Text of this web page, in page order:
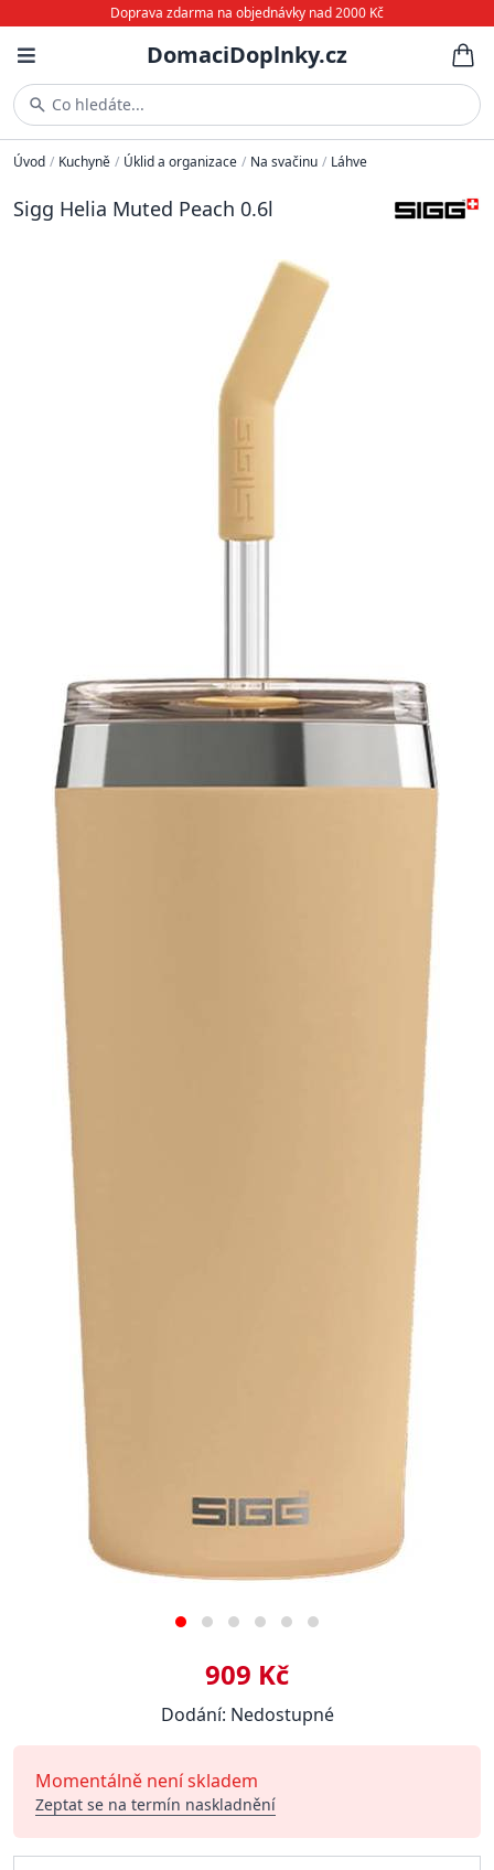
Doprava zdarma na objednávky nad 2000 Kč
DomaciDoplnky.cz
Co hledáte...
Úvod / Kuchyně / Úklid a organizace / Na svačinu / Láhve
Sigg Helia Muted Peach 0.6l
909 Kč
Dodání: Nedostupné
Momentálně není skladem
Zeptat se na termín naskladnění